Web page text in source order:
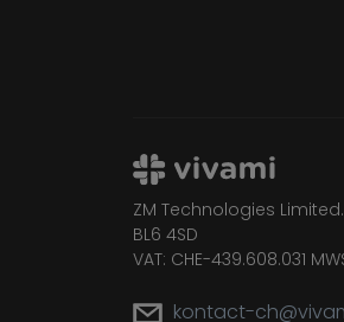
ZM Technologies Limited.
BL6 4SD
VAT: CHE-439.608.031
kontact-